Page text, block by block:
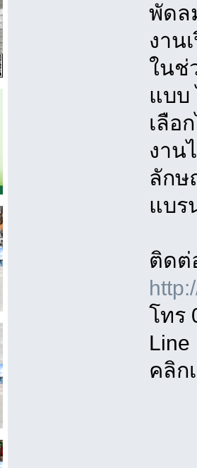
พัดล
งาน
ในช่
แบบ
เลือ
งาน
ลักษ
แบร
ติดต่
โทร
Line
คลิก